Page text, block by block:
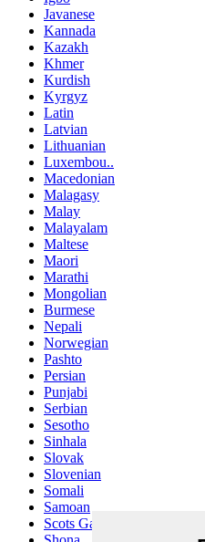
Javanese
Kannada
Kazakh
Khmer
Kurdish
Kyrgyz
Latin
Latvian
Lithuanian
Luxembou..
Macedonian
Malagasy
Malay
Malayalam
Maltese
Maori
Marathi
Mongolian
Burmese
Nepali
Norwegian
Pashto
Persian
Punjabi
Serbian
Sesotho
Sinhala
Slovak
Slovenian
Somali
Samoan
Scots Gaelic